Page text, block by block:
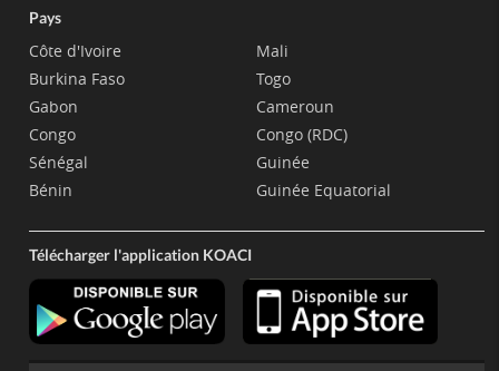
Pays
Côte d'Ivoire
Burkina Faso
Gabon
Congo
Sénégal
Bénin
Mali
Togo
Cameroun
Congo (RDC)
Guinée
Guinée Equatorial
Télécharger l'application KOACI